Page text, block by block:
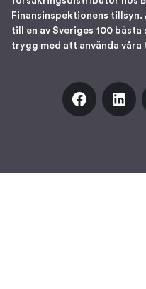
Finansinspektionens
till en av Sveriges 100 bästa
trygg med att använda våra